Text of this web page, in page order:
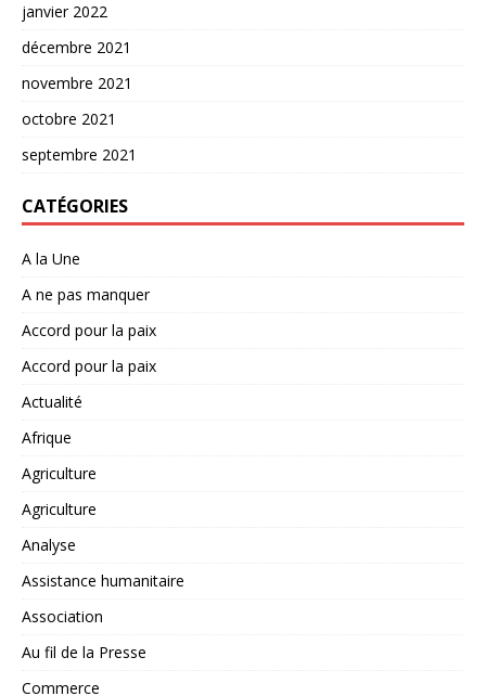
janvier 2022
décembre 2021
novembre 2021
octobre 2021
septembre 2021
CATÉGORIES
A la Une
A ne pas manquer
Accord pour la paix
Accord pour la paix
Actualité
Afrique
Agriculture
Agriculture
Analyse
Assistance humanitaire
Association
Au fil de la Presse
Commerce